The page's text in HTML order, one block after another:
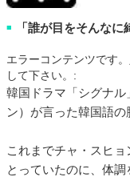
■ 「誰が目をそんなに
エラーコンテンツです
して下さい。:
韓国ドラマ「シグナ
ン）が言った韓国語の
これまでチャ・スヒ
とっていたのに、体